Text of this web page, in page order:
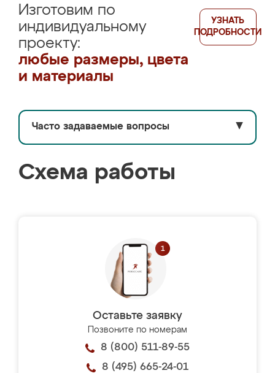
Изготовим по
индивидуальному
проекту:
любые размеры, цвета
и материалы
УЗНАТЬ
ПОДРОБНОСТИ
Часто задаваемые вопросы ▼
Схема работы
Оставьте заявку
Позвоните по номерам
8 (800) 511-89-55
8 (495) 665-24-01